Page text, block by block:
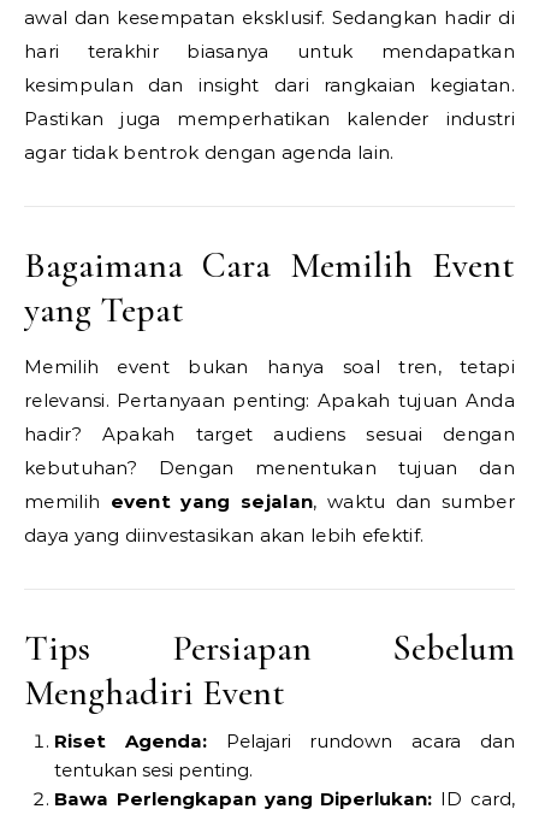
awal dan kesempatan eksklusif. Sedangkan hadir di
hari terakhir biasanya untuk mendapatkan
kesimpulan dan insight dari rangkaian kegiatan.
Pastikan juga memperhatikan kalender industri
agar tidak bentrok dengan agenda lain.
Bagaimana Cara Memilih Event
yang Tepat
Memilih event bukan hanya soal tren, tetapi
relevansi. Pertanyaan penting: Apakah tujuan Anda
hadir? Apakah target audiens sesuai dengan
kebutuhan? Dengan menentukan tujuan dan
memilih event yang sejalan, waktu dan sumber
daya yang diinvestasikan akan lebih efektif.
Tips Persiapan Sebelum
Menghadiri Event
Riset Agenda:Pelajari rundown acara dan
tentukan sesi penting.
Bawa Perlengkapan yang Diperlukan: ID card,